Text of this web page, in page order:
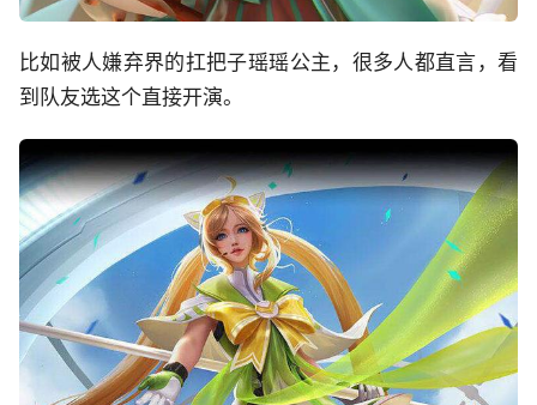
比如被人嫌弃界的扛把子瑶瑶公主，很多人都直言，看
到队友选这个直接开演。